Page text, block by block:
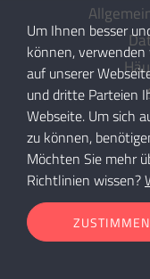
Um Ihnen besser
können, verwenden
auf unserer
und dritte Parteien
Webseite. Um sich
zu können,
Möchten Sie mehr
Richtlinien wissen?
ZUSTIMMEN